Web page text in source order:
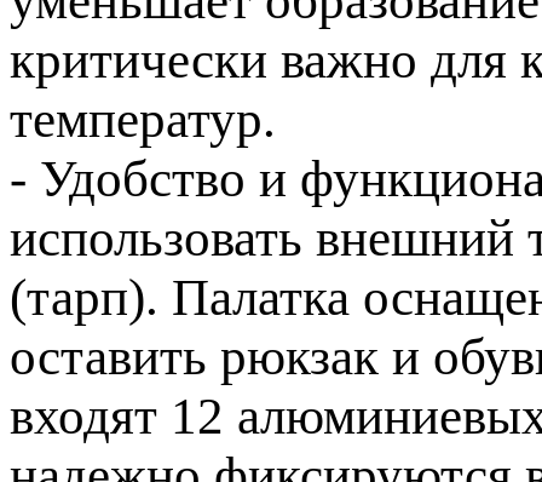
критически важно для
температур.
- Удобство и
использовать внешний
(тарп). Палатка
оставить рюкзак и
входят 12